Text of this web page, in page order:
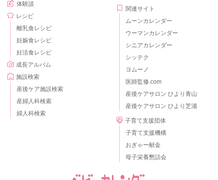
体験談
レシピ
離乳食レシピ
妊娠食レシピ
妊活食レシピ
成長アルバム
施設検索
産後ケア施設検索
産婦人科検索
婦人科検索
関連サイト
ムーンカレンダー
ウーマンカレンダー
シニアカレンダー
シッテク
ヨムーノ
医師監修.com
産後ケアサロン ひより青山
産後ケアサロン ひより芝浦
子育て支援団体
子育て支援機構
おぎゃー献金
母子栄養懇話会